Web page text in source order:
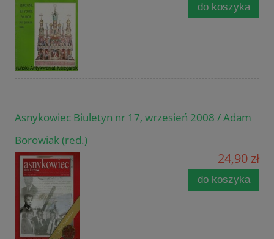
do koszyka
Asnykowiec Biuletyn nr 17, wrzesień 2008 / Adam
Borowiak (red.)
24,90 zł
do koszyka